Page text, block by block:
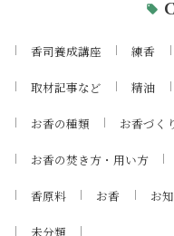
香司養成講座 練香
取材記事など 精油
お香の種類 お香づく
お香の焚き方・用い方
香原料 お香 お
未分類